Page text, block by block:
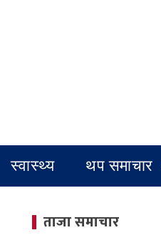
स्वास्थ्य थप समाचार
ताजा समाचार